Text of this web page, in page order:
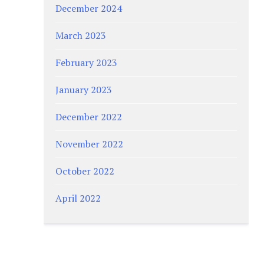
December 2024
March 2023
February 2023
January 2023
December 2022
November 2022
October 2022
April 2022